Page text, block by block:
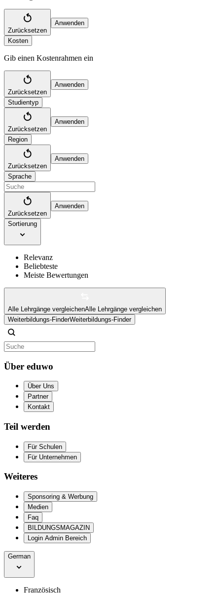
Zurücksetzen
Anwenden
Kosten
Gib einen Kostenrahmen ein
Zurücksetzen
Anwenden
Studientyp
Zurücksetzen
Anwenden
Region
Zurücksetzen
Anwenden
Sprache
Zurücksetzen
Anwenden
Sortierung
Relevanz
Beliebteste
Meiste Bewertungen
Alle Lehrgänge vergleichenAlle Lehrgänge vergleichen
Weiterbildungs-FinderWeiterbildungs-Finder
Über eduwo
Über Uns
Partner
Kontakt
Teil werden
Für Schulen
Für Unternehmen
Weiteres
Sponsoring & Werbung
Medien
Faq
BILDUNGSMAGAZIN
Login Admin Bereich
German
Französisch